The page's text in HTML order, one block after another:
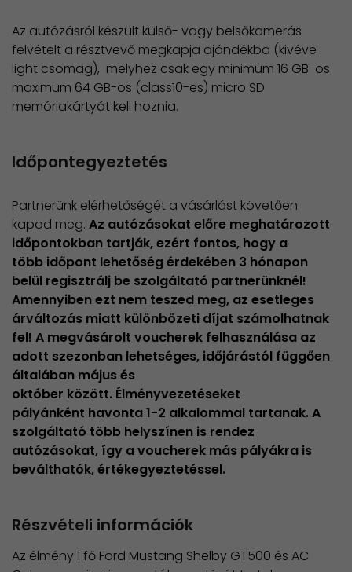
Az autózásról készült külső- vagy belsőkamerás
felvételt a résztvevő megkapja ajándékba (kivéve
light csomag), melyhez csak egy minimum 16 GB-os
maximum 64 GB-os (class10-es) micro SD
memóriakártyát kell hoznia.
Időpontegyeztetés
Partnerünk elérhetőségét a vásárlást követően
kapod meg. Az autózásokat előre meghatározott
időpontokban tartják, ezért fontos, hogy a
több időpont lehetőség érdekében 3 hónapon
belül regisztrálj be szolgáltató partnerünknél!
Amennyiben ezt nem teszed meg, az esetleges
árváltozás miatt különbözeti díjat számolhatnak
fel! A megvásárolt voucherek felhasználása az
adott szezonban lehetséges, időjárástól függően
általában május és
október között. Élményvezetéseket
pályánként havonta 1-2 alkalommal tartanak. A
szolgáltató több helyszínen is rendez
autózásokat, így a voucherek más pályákra is
beválthatók, értékegyeztetéssel.
Részvételi információk
Az élmény 1 fő Ford Mustang Shelby GT500 és AC